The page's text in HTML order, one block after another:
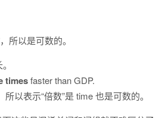
所以是可数的。
timesfaster than GDP.
以表示“倍数”是 time 也是可数的。